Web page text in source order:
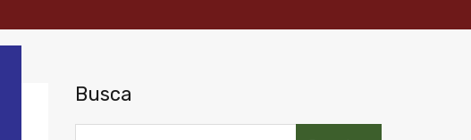
Busca